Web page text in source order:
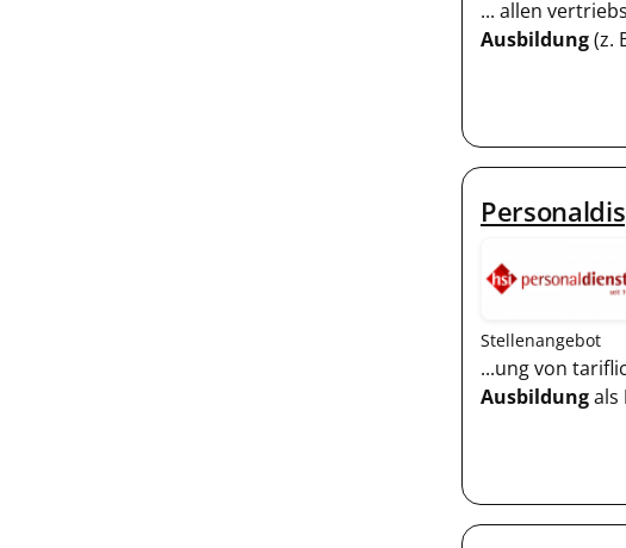
... allen
Ausbildung(z.
Stellenangebot
...ung von
Ausbildungals